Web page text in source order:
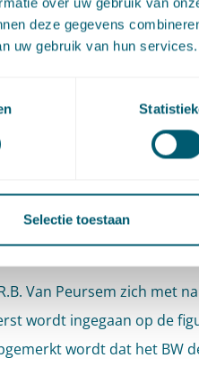
deze gegevens
uw gebruik van hun services.
Selectie toestaan
het hof. De Hoge Raad
naar art. 81 RO.
leerstukken, de
waard.
Van Peursem zich met
wordt ingegaan op de
wordt dat het BW